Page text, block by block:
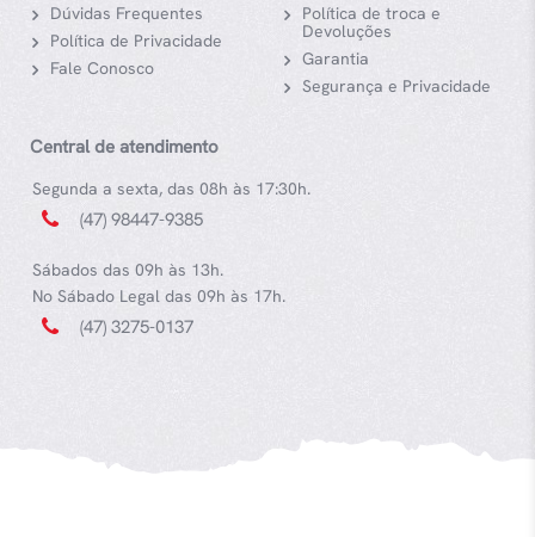
Dúvidas Frequentes
Política de Privacidade
Fale Conosco
Política de troca e
Devoluções
Garantia
Segurança e Privacidade
Central de atendimento
Segunda a sexta, das 08h às 17:30h.
(47) 98447-9385
Sábados das 09h às 13h.
No Sábado Legal das 09h às 17h.
(47) 3275-0137